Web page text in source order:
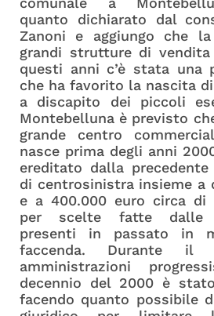
quanto dichiarato dal
Zanoni e aggiungo che
grandi strutture di
questi anni c’è stata una
che ha favorito la nascita
a discapito dei piccoli
Montebelluna è previsto
grande centro
nasce prima degli anni
ereditato dalla
di centrosinistra insieme a
e a 400.000 euro circa di
per scelte fatte dalle
presenti in passato in
faccenda. Durante il
amministrazioni
decennio del 2000 è
facendo quanto possibile